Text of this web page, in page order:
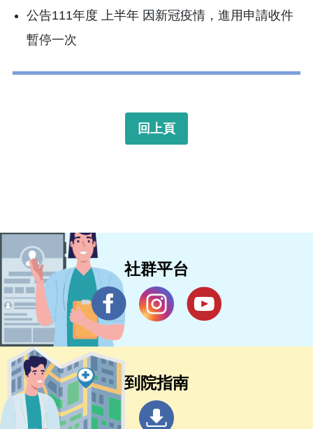
公告111年度 上半年 因新冠疫情，進用申請收件
暫停一次
回上頁
社群平台
到院指南